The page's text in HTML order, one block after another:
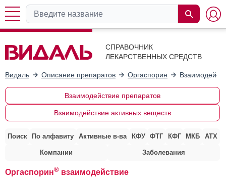
СПРАВОЧНИК
ЛЕКАРСТВЕННЫХ СРЕДСТВ
Видаль Описание препаратов Оргаспорин
Взаимодействие препаратов
Взаимодействие активных веществ
Поиск По алфавиту Активные в-ва КФУ ФТГ КФГ МКБ АТХ
Компании Заболевания
Оргаспорин® взаимодействие